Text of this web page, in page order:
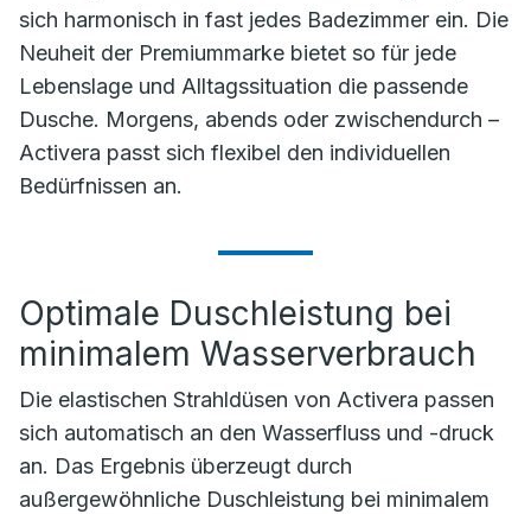
sich harmonisch in fast jedes Badezimmer ein. Die
Neuheit der Premiummarke bietet so für jede
Lebenslage und Alltagssituation die passende
Dusche. Morgens, abends oder zwischendurch –
Activera passt sich flexibel den individuellen
Bedürfnissen an.
Optimale Duschleistung bei
minimalem Wasserverbrauch
Die elastischen Strahldüsen von Activera passen
sich automatisch an den Wasserfluss und -druck
an. Das Ergebnis überzeugt durch
außergewöhnliche Duschleistung bei minimalem